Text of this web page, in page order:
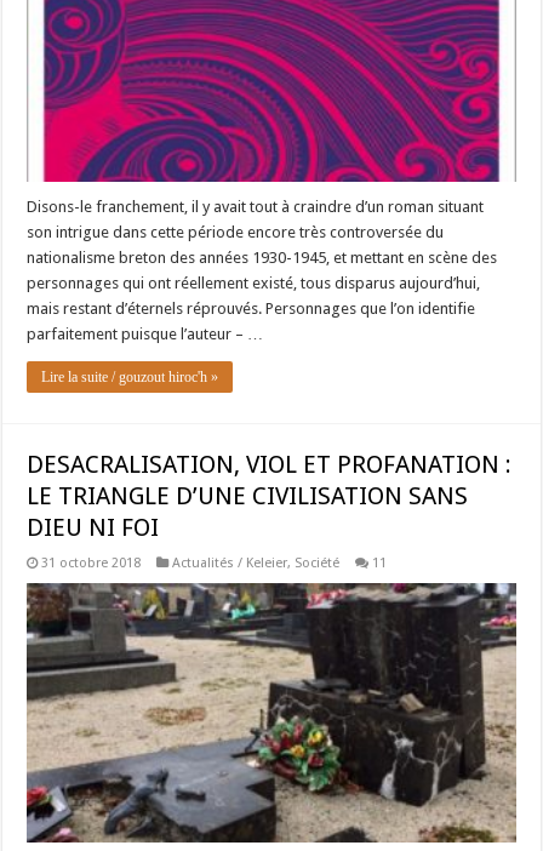
Disons-le franchement, il y avait tout à craindre d’un roman situant
son intrigue dans cette période encore très controversée du
nationalisme breton des années 1930-1945, et mettant en scène des
personnages qui ont réellement existé, tous disparus aujourd’hui,
mais restant d’éternels réprouvés. Personnages que l’on identifie
parfaitement puisque l’auteur – …
Lire la suite / gouzout hiroc'h »
DESACRALISATION, VIOL ET PROFANATION :
LE TRIANGLE D’UNE CIVILISATION SANS
DIEU NI FOI
31 octobre 2018 Actualités / Keleier, Société 11